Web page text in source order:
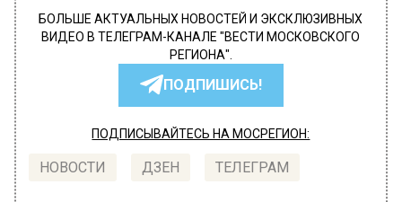
БОЛЬШЕ АКТУАЛЬНЫХ НОВОСТЕЙ И ЭКСКЛЮЗИВНЫХ
ВИДЕО В ТЕЛЕГРАМ-КАНАЛЕ "ВЕСТИ МОСКОВСКОГО
РЕГИОНА".
ПОДПИШИСЬ!
ПОДПИСЫВАЙТЕСЬ НА МОСРЕГИОН:
НОВОСТИ ДЗЕН ТЕЛЕГРАМ